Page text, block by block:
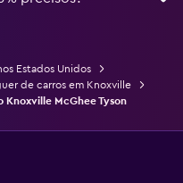
Estados Unidos
de carros em Knoxville
McGhee Tyson